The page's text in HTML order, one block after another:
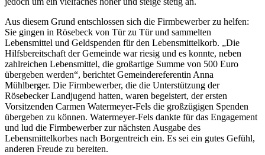
Aus diesem Grund entschlossen sich die Firmbewerber zu helfen:
Sie gingen in Rösebeck von Tür zu Tür und sammelten
Lebensmittel und Geldspenden für den Lebensmittelkorb. „Die
Hilfsbereitschaft der Gemeinde war riesig und es konnte, neben
zahlreichen Lebensmittel, die großartige Summe von 500 Euro
übergeben werden“, berichtet Gemeindereferentin Anna
Mühlberger. Die Firmbewerber, die die Unterstützung der
Rösebecker Landjugend hatten, waren begeistert, der ersten
Vorsitzenden Carmen Watermeyer-Fels die großzügigen Spenden
übergeben zu können. Watermeyer-Fels dankte für das Engagement
und lud die Firmbewerber zur nächsten Ausgabe des
Lebensmittelkorbes nach Borgentreich ein. Es sei ein gutes Gefühl,
anderen Freude zu bereiten.